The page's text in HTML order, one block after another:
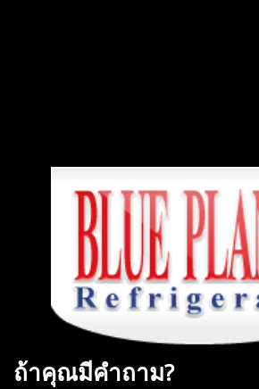
ถ้าคุณมีคำถาม?